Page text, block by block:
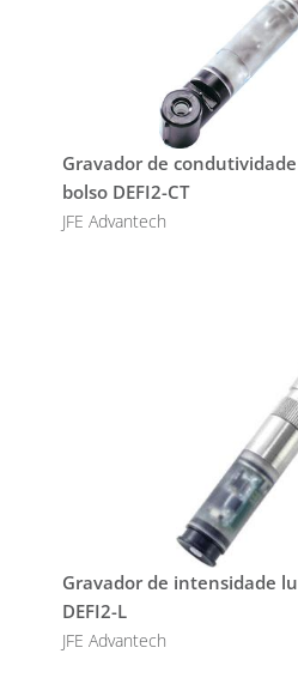
Gravador de
bolso DEFI2-CT
JFE Advantech
Gravador de intensidade
DEFI2-L
JFE Advantech